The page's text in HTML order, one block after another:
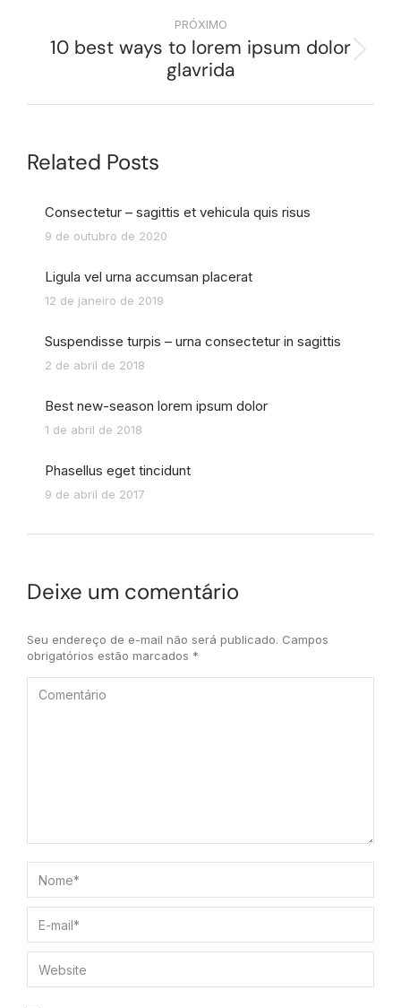
PRÓXIMO
10 best ways to lorem ipsum dolor
glavrida
Related Posts
Consectetur – sagittis et vehicula quis risus
9 de outubro de 2020
Ligula vel urna accumsan placerat
12 de janeiro de 2019
Suspendisse turpis – urna consectetur in sagittis
2 de abril de 2018
Best new-season lorem ipsum dolor
1 de abril de 2018
Phasellus eget tincidunt
9 de abril de 2017
Deixe um comentário
Seu endereço de e-mail não será publicado. Campos
obrigatórios estão marcados *
Comentário
Nome *
E-mail *
Website